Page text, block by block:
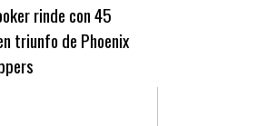
rinde con 45
triunfo de Phoenix